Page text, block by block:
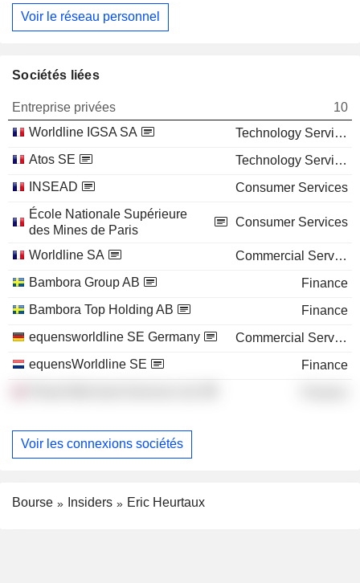
Voir le réseau personnel
Sociétés liées
Entreprise privées
10
Worldline IGSA SA
Technology Services
Atos SE
Technology Services
INSEAD
Consumer Services
École Nationale Supérieure
des Mines de Paris
Consumer Services
Worldline SA
Commercial Services
Bambora Group AB
Finance
Bambora Top Holding AB
Finance
equensworldline SE Germany
Commercial Services
equensWorldline SE
Finance
Voir les connexions sociétés
Bourse Insiders Eric Heurtaux